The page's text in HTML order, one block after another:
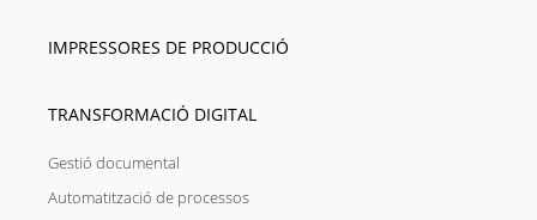
IMPRESSORES DE PRODUCCIÓ
TRANSFORMACIÓ DIGITAL
Gestió documental
Automatització de processos